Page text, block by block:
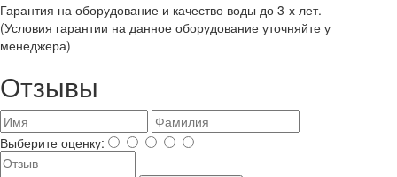
Гарантия на оборудование и качество воды до 3-х лет.
(Условия гарантии на данное оборудование уточняйте у
менеджера)
Отзывы
Выберите оценку: